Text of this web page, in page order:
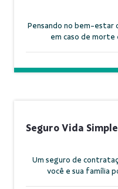
Pensando no bem-estar
em caso de
Seguro Vida
Um seguro de
você e sua família